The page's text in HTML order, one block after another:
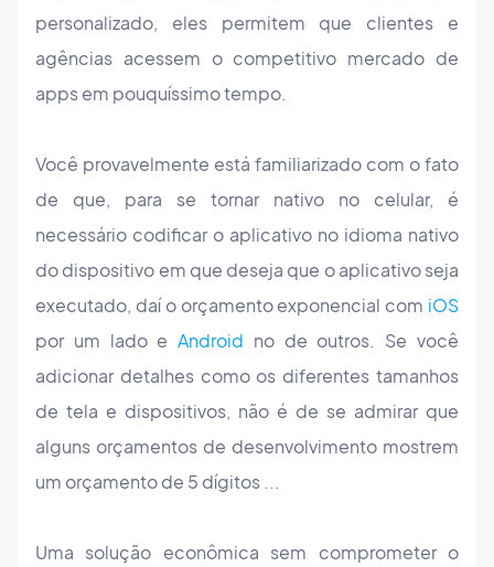
personalizado, eles permitem que clientes e
agências acessem o competitivo mercado de
apps em pouquíssimo tempo.
Você provavelmente está familiarizado com o fato
de que, para se tornar nativo no celular, é
necessário codificar o aplicativo no idioma nativo
do dispositivo em que deseja que o aplicativo seja
executado, daí o orçamento exponencial com iOS
por um lado eAndroid no de outros. Se você
adicionar detalhes como os diferentes tamanhos
de tela e dispositivos, não é de se admirar que
alguns orçamentos de desenvolvimento mostrem
um orçamento de 5 dígitos ...
Uma solução econômica sem comprometer o